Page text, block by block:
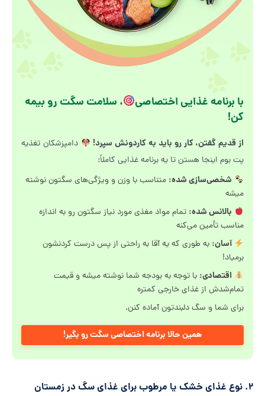
با برنامه غذایی اختصاصی
، سلامت سگت رو بیمه
کن!
از قدیم گفتن، کار رو باید به کاردونش سپرد!
دامپزشکان تغذیه
پت بوم اینجا هستن تا یه برنامه غذایی کاملاً:
شخصی‌سازی شده: متناسب با وزن و ویژگی‌های سگتون نوشته
میشه
بالانس شده: تمام مواد مغذی مورد نیاز سگتون رو به اندازه
مناسب تأمین می‌کنه
آسان: به طوری که یه آقا به راحتی از پس درست کردنشون
برمیاد!
اقتصادی: با توجه به بودجه شما نوشته میشه و قیمت
تمام‌شدش از غذای خارجی کمتره
برای شما و سگ دلبندتون آماده کنن.
همین حالا برنامه اختصاصی سگت رو بگیر!
۲. نوع غذای خشک یا مرطوب برای غذای سگ در زمستان